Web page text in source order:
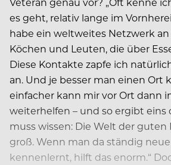
es geht, relativ lange im
habe ein weltweites Netzwerk
Köchen und Leuten, die über
Diese Kontakte zapfe ich
an. Und je besser man einen Ort
einfacher kann mir vor Ort dann
weiterhelfen – und so ergibt eins
muss wissen: Die Welt der
groß. Wenn man da ständig
kennenlernt, hilft das enorm.“